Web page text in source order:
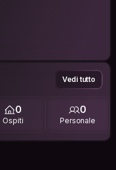
Vedi tutto
0
Ospiti
0
Personale